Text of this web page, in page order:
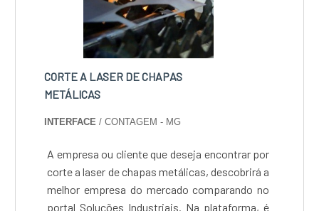
cotação no mercado.A SN indústria
Metalúrgica Eireli é uma empresa que tem
despontado no segmento por toda seriedade e
qualidade, o que comprova sua essência de
trazer o melhor para os parceiros.
CORTE A LASER DE CHAPAS
METÁLICAS
INTERFACE / CONTAGEM - MG
A empresa ou cliente que deseja encontrar por
corte a laser de chapas metálicas, descobrirá a
melhor empresa do mercado comparando no
portal Soluções Industriais. Na plataforma, é